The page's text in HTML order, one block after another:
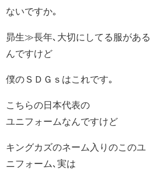
ないですか｡
昴生≫長年､大切にしてる服がある
んですけど
僕のＳＤＧｓはこれです｡
こちらの日本代表の
ユニフォームなんですけど
キングカズのネーム入りのこのユ
ニフォーム､実は